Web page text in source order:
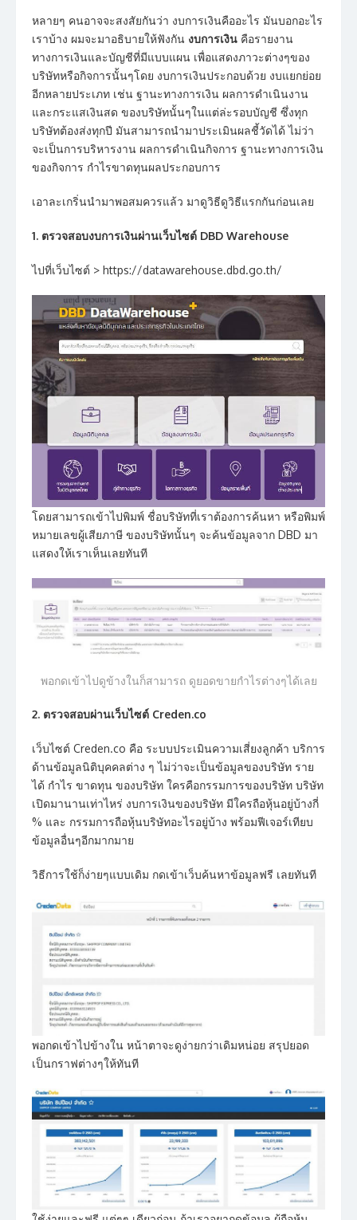
หลายๆ คนอาจจะสงสัยกันว่า งบการเงินคืออะไร มันบอกอะไร
เราบ้าง ผมจะมาอธิบายให้ฟังกัน งบการเงิน คือรายงาน
ทางการเงินและบัญชีที่มีแบบแผน เพื่อแสดงภาวะต่างๆของ
บริษัทหรือกิจการนั้นๆโดย งบการเงินประกอบด้วย งบแยกย่อย
อีกหลายประเภท เช่น ฐานะทางการเงิน ผลการดำเนินงาน
และกระแสเงินสด ของบริษัทนั้นๆในแต่ล่ะรอบบัญชี ซึ่งทุก
บริษัทต้องส่งทุกปี มันสามารถนำมาประเมินผลชี้วัดได้ ไม่ว่า
จะเป็นการบริหารงาน ผลการดำเนินกิจการ ฐานะทางการเงิน
ของกิจการ กำไรขาดทุนผลประกอบการ
เอาละเกริ่นนำมาพอสมควรแล้ว มาดูวิธีดูวิธีแรกกันก่อนเลย
1. ตรวจสอบงบการเงินผ่านเว็บไซต์ DBD Warehouse
ไปที่เว็บไซต์ > https://datawarehouse.dbd.go.th/
โดยสามารถเข้าไปพิมพ์ ชื่อบริษัทที่เราต้องการค้นหา หรือพิมพ์
หมายเลขผู้เสียภาษี ของบริษัทนั้นๆ จะค้นข้อมูลจาก DBD มา
แสดงให้เราเห็นเลยทันที
พอกดเข้าไปดูข้างในก็สามารถ ดูยอดขายกำไรต่างๆได้เลย
2. ตรวจสอบผ่านเว็บไซต์ Creden.co
เว็บไซต์ Creden.co คือ ระบบประเมินความเสี่ยงลูกค้า บริการ
ด้านข้อมูลนิติบุคคลต่าง ๆ ไม่ว่าจะเป็นข้อมูลของบริษัท ราย
ได้ กำไร ขาดทุน ของบริษัท ใครคือกรรมการของบริษัท บริษัท
เปิดมานานเท่าไหร่ งบการเงินของบริษัท มีใครถือหุ้นอยู่บ้างกี่
% และ กรรมการถือหุ้นบริษัทอะไรอยู่บ้าง พร้อมฟีเจอร์เทียบ
ข้อมูลอื่นๆอีกมากมาย
วิธีการใช้ก็ง่ายๆแบบเดิม กดเข้าเว็บค้นหาข้อมูลฟรี เลยทันที
พอกดเข้าไปข้างใน หน้าตาจะดูง่ายกว่าเดิมหน่อย สรุปยอด
เป็นกราฟต่างๆให้ทันที